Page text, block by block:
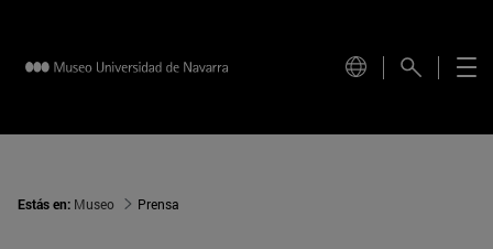
Estás en: Museo Prensa